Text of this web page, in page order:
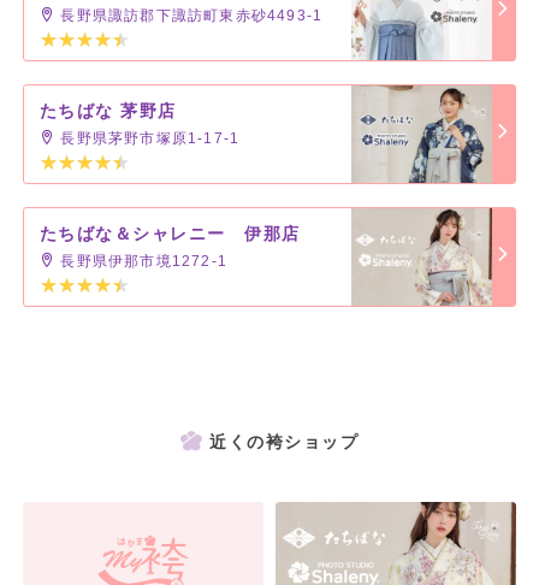
長野県諏訪郡下諏訪町東赤砂4493-1
たちばな 茅野店
長野県茅野市塚原1-17-1
たちばな＆シャレニー 伊那店
長野県伊那市境1272-1
近くの袴ショップ